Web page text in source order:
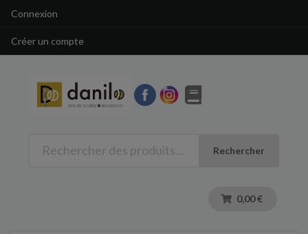
Connexion
Créer un compte
Rechercher
0,00 €